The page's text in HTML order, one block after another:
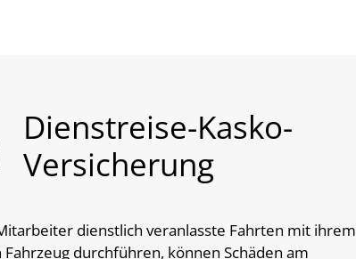
Dienstreise-Kasko-
Versicherung
dienstlich veranlasste Fahrten mit ihrem
Fahrzeug durchführen, können Schäden am